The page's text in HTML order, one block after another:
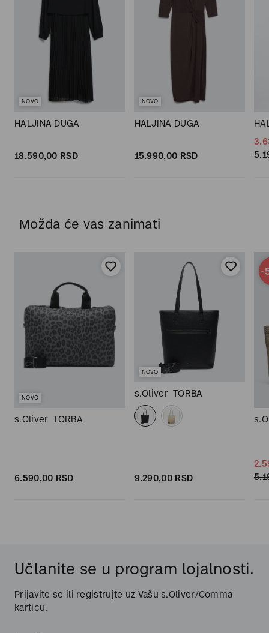
NOVO
HALJINA DUGA
18.590,00 RSD
NOVO
HALJINA DUGA
15.990,00 RSD
Možda će vas zanimati
NOVO
s.Oliver TORBA
6.590,00 RSD
NOVO
s.Oliver TORBA
9.290,00 RSD
-
Učlanite se u program lojalnosti.
Prijavite se ili registrujte uz Vašu s.Oliver/Comma
karticu.